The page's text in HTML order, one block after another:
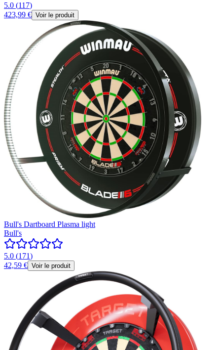
5.0 (117)
423,99 € Voir le produit
Bull's Dartboard Plasma light
Bull's
5.0 (171)
42,59 € Voir le produit